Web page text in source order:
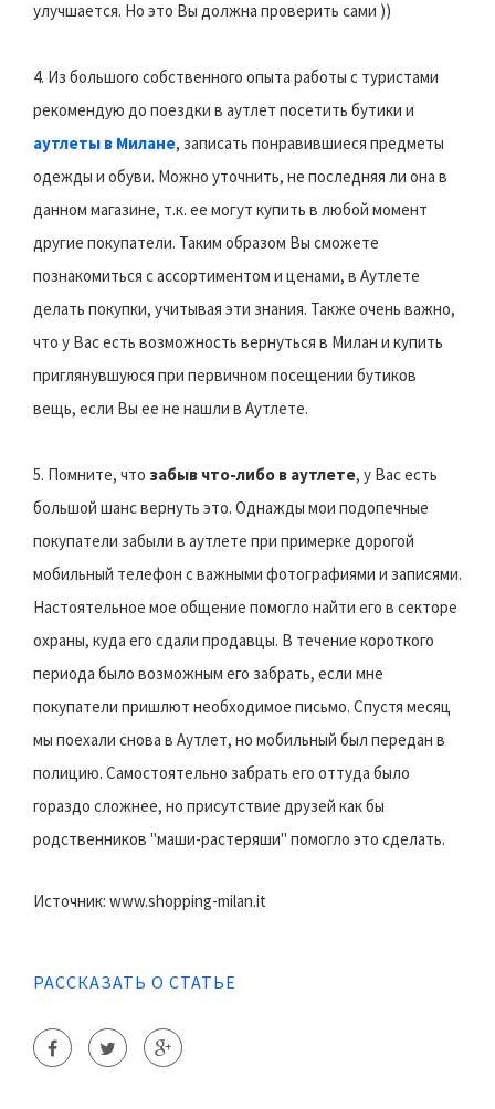
улучшается. Но это Вы должна проверить сами ))
4. Из большого собственного опыта работы с туристами
рекомендую до поездки в аутлет посетить бутики и
аутлеты в Милане, записать понравившиеся предметы
одежды и обуви. Можно уточнить, не последняя ли она в
данном магазине, т.к. ее могут купить в любой момент
другие покупатели. Таким образом Вы сможете
познакомиться с ассортиментом и ценами, в Аутлете
делать покупки, учитывая эти знания. Также очень важно,
что у Вас есть возможность вернуться в Милан и купить
приглянувшуюся при первичном посещении бутиков
вещь, если Вы ее не нашли в Аутлете.
5. Помните, что забыв что-либо в аутлете, у Вас есть
большой шанс вернуть это. Однажды мои подопечные
покупатели забыли в аутлете при примерке дорогой
мобильный телефон с важными фотографиями и записями.
Настоятельное мое общение помогло найти его в секторе
охраны, куда его сдали продавцы. В течение короткого
периода было возможным его забрать, если мне
покупатели пришлют необходимое письмо. Спустя месяц
мы поехали снова в Аутлет, но мобильный был передан в
полицию. Самостоятельно забрать его оттуда было
гораздо сложнее, но присутствие друзей как бы
родственников "маши-растеряши" помогло это сделать.
Источник: www.shopping-milan.it
РАССКАЗАТЬ О СТАТЬЕ